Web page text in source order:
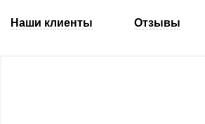
Наши клиенты Отзывы